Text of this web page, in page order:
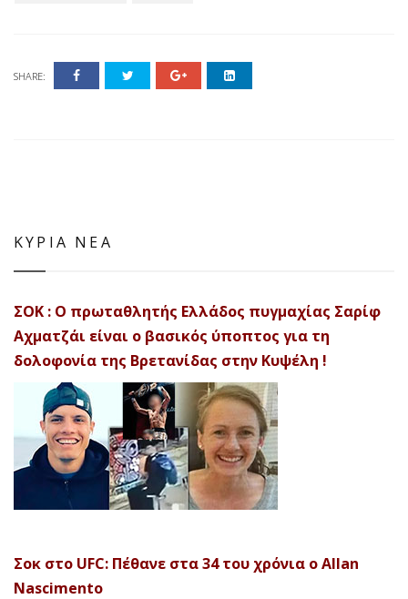
SHARE:
ΚΥΡΙΑ ΝΕΑ
ΣΟΚ : Ο πρωταθλητής Ελλάδος πυγμαχίας Σαρίφ
Αχματζάι είναι ο βασικός ύποπτος για τη
δολοφονία της Βρετανίδας στην Κυψέλη !
Σοκ στο UFC: Πέθανε στα 34 του χρόνια ο Allan
Nascimento